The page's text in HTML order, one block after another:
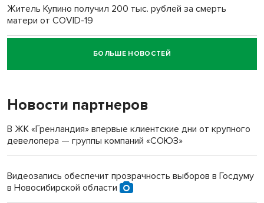
Житель Купино получил 200 тыс. рублей за смерть
матери от COVID-19
Новосибирский суд наказал водителя за смерть
пенсионерки на вокзале
«Мы живём на пастбище!»: в новосибирском селе лошади
терроризируют жителей
Инвалид получил условный срок за избиение врачей
Новосибирский преподаватель с женой вошли в топ-16
БОЛЬШЕ НОВОСТЕЙ
Новости партнеров
В ЖК «Гренландия» впервые клиентские дни от крупного
девелопера — группы компаний «СОЮЗ»
Видеозапись обеспечит прозрачность выборов в Госдуму
в Новосибирской области